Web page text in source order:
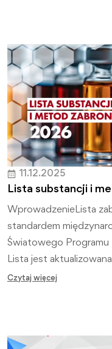
Rok przyniesie
satysfakcję z działań
sportu i jego
Życzymy, aby
współpracy,
bezpieczeństwa —
11.12.2025
Lista substancji i
WprowadzenieLista
standardem
Światowego Programu
Lista jest
Czytaj więcej